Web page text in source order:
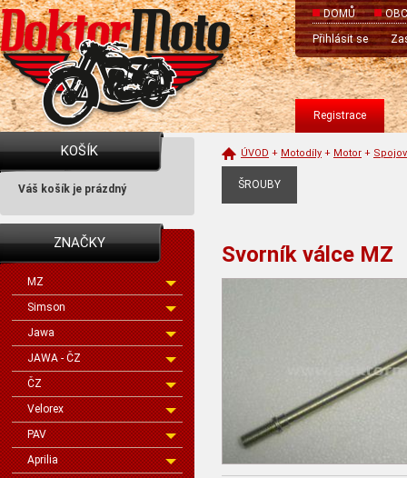
DOMŮ
Přihlásit se
Registrace
KOŠÍK
Váš košík je prázdný
ZNAČKY
MZ
Simson
Jawa
JAWA - ČZ
ČZ
Velorex
PAV
Aprilia
ÚVOD + Motodíly + Motor +
ŠROUBY
Svorník válce MZ